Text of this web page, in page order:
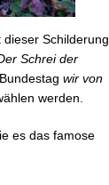
dieser Schilderung
Schrei der
wir von
werden.
es das famose